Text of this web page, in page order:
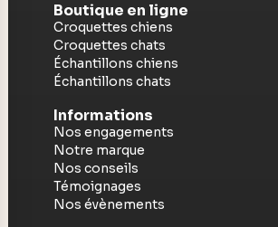
Boutique en ligne
Croquettes chiens
Croquettes chats
Échantillons chiens
Échantillons chats
Informations
Nos engagements
Notre marque
Nos conseils
Témoignages
Nos évènements